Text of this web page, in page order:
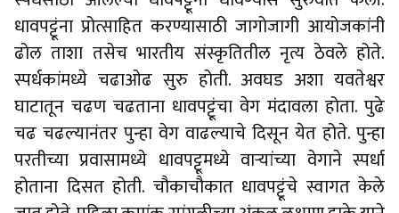
धावपट्टूंना प्रोत्साहित करण्यासाठी जागोजागी आयोजकांनी
ढोल ताशा तसेच भारतीय संस्कृतितील नृत्य ठेवले होते.
स्पर्धकांमध्ये चढाओढ सुरु होती. अवघड अशा यवतेश्वर
घाटातून चढण चढताना धावपट्टूंचा वेग मंदावला होता. पुढे
चढ चढल्यानंतर पुन्हा वेग वाढल्याचे दिसून येत होते. पुन्हा
परतीच्या प्रवासामध्ये धावपट्टूमध्ये वाऱ्यांच्या वेगाने स्पर्धा
होताना दिसत होती. चौकाचौकात धावपट्टूंचे स्वागत केले